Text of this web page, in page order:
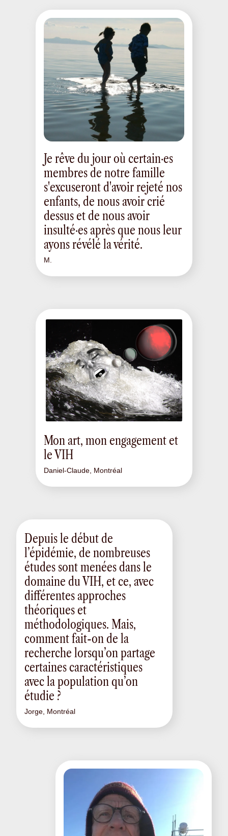
Je rêve du jour où certain·es
membres de notre famille
s'excuseront d'avoir rejeté nos
enfants, de nous avoir crié
dessus et de nous avoir
insulté·es après que nous leur
ayons révélé la vérité.
M.
Mon art, mon engagement et
le VIH
Daniel-Claude, Montréal
Depuis le début de
l’épidémie, de nombreuses
études sont menées dans le
domaine du VIH, et ce, avec
différentes approches
théoriques et
méthodologiques. Mais,
comment fait-on de la
recherche lorsqu’on partage
certaines caractéristiques
avec la population qu’on
étudie ?
Jorge, Montréal